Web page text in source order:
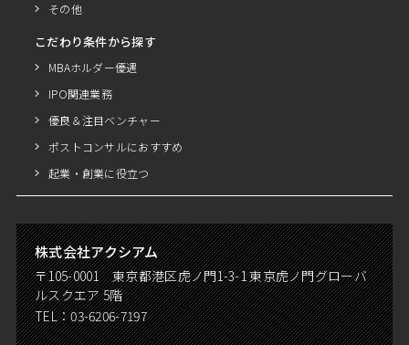
その他
こだわり条件から探す
MBAホルダー優遇
IPO関連業務
優良＆注目ベンチャー
ポストコンサルにおすすめ
起業・創業に役立つ
株式会社アクシアム
〒105-0001 東京都港区虎ノ門1-3-1 東京虎ノ門グローバ
ルスクエア 5階
TEL：03-6206-7197